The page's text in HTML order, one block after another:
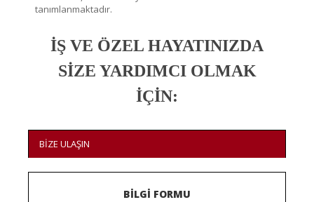
tanımlanmaktadır.
İŞ VE ÖZEL HAYATINIZDA
SİZE YARDIMCI OLMAK
İÇİN:
BİZE ULAŞIN
BİLGİ FORMU